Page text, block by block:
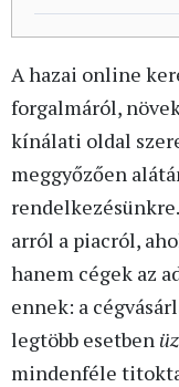
A hazai online
forgalmáról,
kínálati oldal
meggyőzően
arról a piacról,
hanem cégek az
ennek: a
legtöbb esetben
mindenféle